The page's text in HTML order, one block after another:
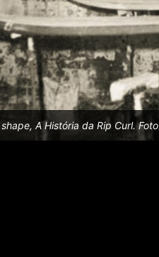
A História da Rip Curl.